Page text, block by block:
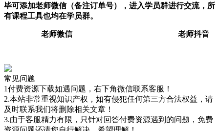
毕可添加老师微信（备注订单号），进入学员群进行交流，所
有课程工具也均在学员群。
老师微信 老师抖音
常见问题
1付费资源下载如遇问题，右下角微信联系客服！
2.本站非常重视知识产权，如有侵犯任何第三方合法权益，请
及时联系我们将删除相关文章！
3.由于客服精力有限，只针对回答付费资源遇到的问题，免费